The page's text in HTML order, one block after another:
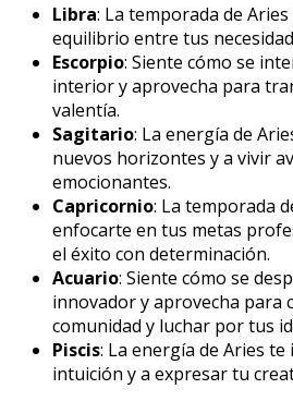
Libra: La temporada de
equilibrio entre tus
Escorpio: Siente cómo se
interior y aprovecha para
valentía.
Sagitario: La energía de
nuevos horizontes y a vivir
emocionantes.
Capricornio: La temporada
enfocarte en tus metas
el éxito con determinación.
Acuario: Siente cómo se
innovador y aprovecha para
comunidad y luchar por tus
Piscis: La energía de Aries
intuición y a expresar tu